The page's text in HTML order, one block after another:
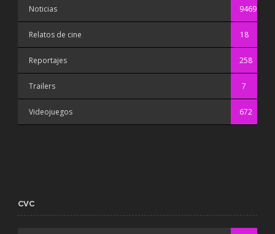
Noticias 9469
Relatos de cine 18
Reportajes 258
Trailers 7
Videojuegos 672
CVC